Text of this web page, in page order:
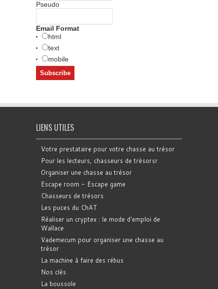
Pseudo
Email Format
html
text
mobile
LIENS UTILES
Votre prestataire pour votre chasse au trésor
Pour les lecteurs, chasseurs de trésorsr
Organiser une chasse au trésor
Escape room - Escape game
Chasseurs de trésors
Les puces du ChAT
Réaliser un cryptex : le mode d'emploi de
Wallace
Vademecum pour organiser une chasse au
trésor
La machine à faire des rébus
Nos clés
La boussole